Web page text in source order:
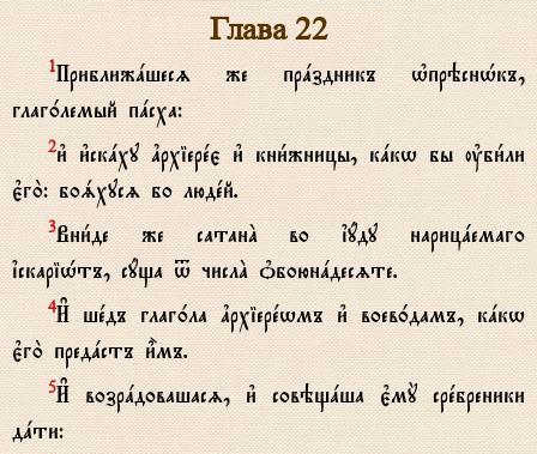
Глава 22
1Приближaшесz же прaздникъ њпрэснHкъ,
глаг0лемый пaсха:
2и3 и3скaху ґрхіерeє и3 кни1жницы, кaкw бы ўби1ли
є3го2: боsхусz бо людeй.
3Вни1де же сатанA во їyду нарицaемаго
їскаріHтъ, сyща t числA nбоюнaдесzте.
4И# шeдъ глаг0ла ґрхіерewмъ и3 воев0дамъ, кaкw
є3го2 предaстъ и5мъ.
5И# возрaдовашасz, и3 совэщaша є3мY срeбреники
дaти: